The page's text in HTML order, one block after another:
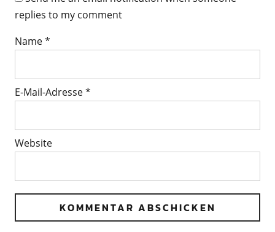
replies to my comment
Name*
E-Mail-Adresse*
Website